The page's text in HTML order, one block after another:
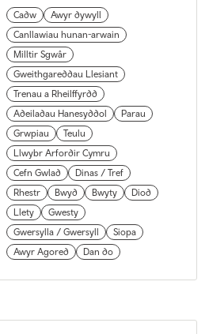
Cadw
Awyr dywyll
Canllawiau hunan-arwain
Milltir Sgwâr
Gweithgareddau Llesiant
Trenau a Rheilffyrdd
Adeiladau Hanesyddol
Parau
Grwpiau
Teulu
Llwybr Arfordir Cymru
Cefn Gwlad
Dinas / Tref
Rhestr
Bwyd Bwyty
Diod
Llety
Gwesty
Gwersylla / Gwersyll
Siopa
Awyr Agored
Dan do